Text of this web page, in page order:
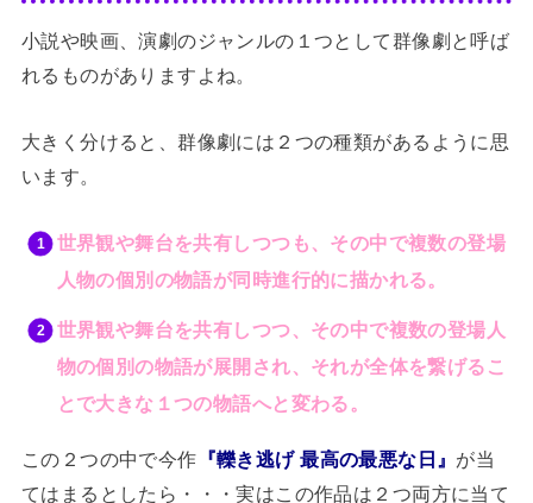
小説や映画、演劇のジャンルの１つとして群像劇と呼ば
れるものがありますよね。
大きく分けると、群像劇には２つの種類があるように思
います。
世界観や舞台を共有しつつも、その中で複数の登場
人物の個別の物語が同時進行的に描かれる。
世界観や舞台を共有しつつ、その中で複数の登場人
物の個別の物語が展開され、それが全体を繋げるこ
とで大きな１つの物語へと変わる。
この２つの中で今作 『轢き逃げ 最高の最悪な日』 が当
てはまるとしたら・・・実はこの作品は２つ両方に当て